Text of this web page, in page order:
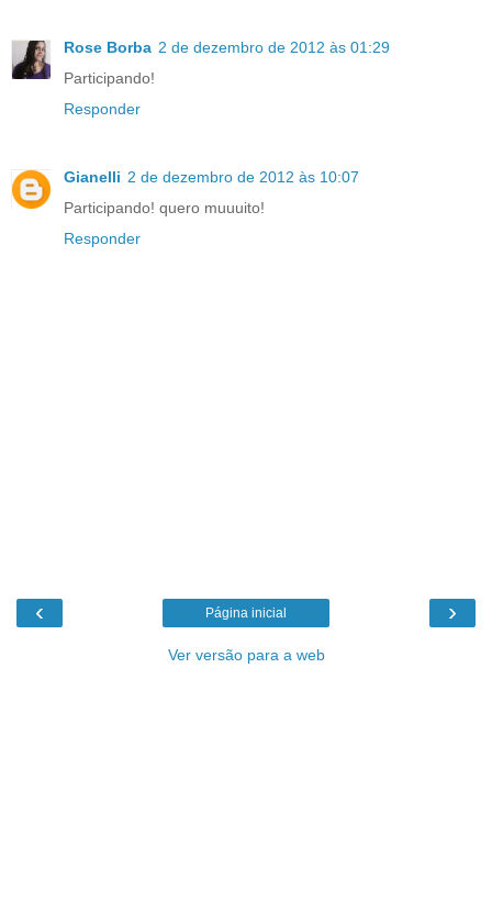
Rose Borba 2 de dezembro de 2012 às 01:29
Participando!
Responder
Gianelli 2 de dezembro de 2012 às 10:07
Participando! quero muuuito!
Responder
‹ ›
Página inicial
Ver versão para a web